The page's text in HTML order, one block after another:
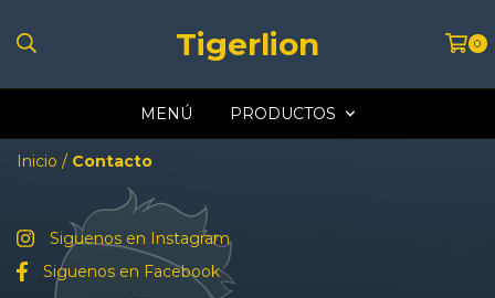
Tigerlion 0
MENÚ PRODUCTOS
Inicio / Contacto
Siguenos en Instagram
Siguenos en Facebook